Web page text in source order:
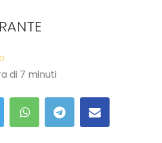
di 7 minuti